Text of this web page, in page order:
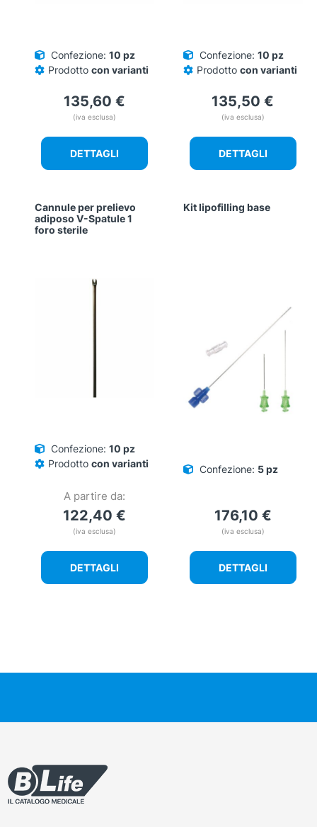
Confezione: 10 pz
Prodotto con varianti
135,60 €
(iva esclusa)
DETTAGLI
Confezione: 10 pz
Prodotto con varianti
135,50 €
(iva esclusa)
DETTAGLI
Cannule per prelievo
adiposo V-Spatule 1
foro sterile
Confezione: 10 pz
Prodotto con varianti
A partire da:
122,40 €
(iva esclusa)
DETTAGLI
Kit lipofilling base
Confezione: 5 pz
176,10 €
(iva esclusa)
DETTAGLI